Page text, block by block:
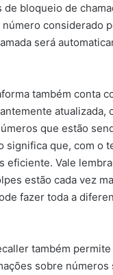
de bloqueio de
número considerado
será
também conta
atualizada,
que estão
significa que, com o
eficiente. Vale
estão cada vez
fazer toda a
também
sobre números